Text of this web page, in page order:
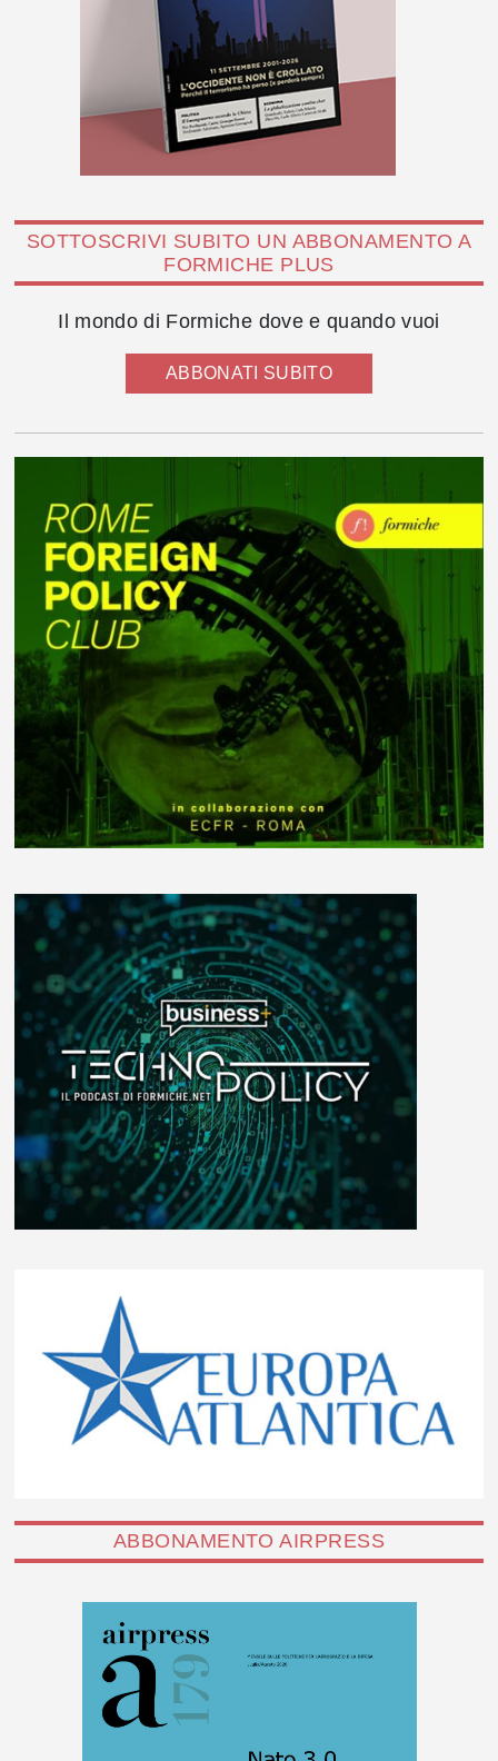
SOTTOSCRIVI SUBITO UN ABBONAMENTO A
FORMICHE PLUS
Il mondo di Formiche dove e quando vuoi
ABBONATI SUBITO
ABBONAMENTO AIRPRESS